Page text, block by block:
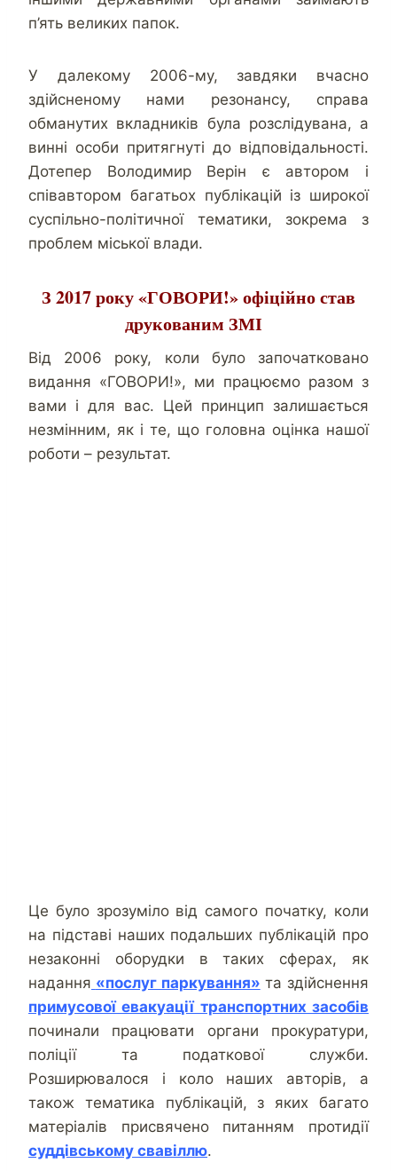
п’ять великих папок.
У далекому 2006-му, завдяки вчасно
здійсненому нами резонансу, справа
обманутих вкладників була розслідувана, а
винні особи притягнуті до відповідальності.
Дотепер Володимир Верін є автором і
співавтором багатьох публікацій із широкої
суспільно-політичної тематики, зокрема з
проблем міської влади.
З 2017 року «ГОВОРИ!» офіційно став
друкованим ЗМІ
Від 2006 року, коли було започатковано
видання «ГОВОРИ!», ми працюємо разом з
вами і для вас. Цей принцип залишається
незмінним, як і те, що головна оцінка нашої
роботи – результат.
Це було зрозуміло від самого початку, коли
на підставі наших подальших публікацій про
незаконні оборудки в таких сферах, як
надання «послуг паркування» та здійснення
примусової евакуації транспортних засобів
починали працювати органи прокуратури,
поліції та податкової служби.
Розширювалося і коло наших авторів, а
також тематика публікацій, з яких багато
матеріалів присвячено питанням протидії
суддівському свавіллю.